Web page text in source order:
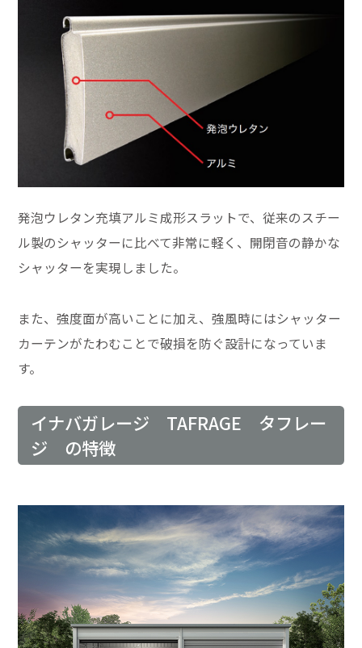
発泡ウレタン充填アルミ成形スラットで、従来のスチー
ル製のシャッターに比べて非常に軽く、開閉音の静かな
シャッターを実現しました。
また、強度面が高いことに加え、強風時にはシャッター
カーテンがたわむことで破損を防ぐ設計になっていま
す。
イナバガレージ TAFRAGE タフレー
ジ の特徴